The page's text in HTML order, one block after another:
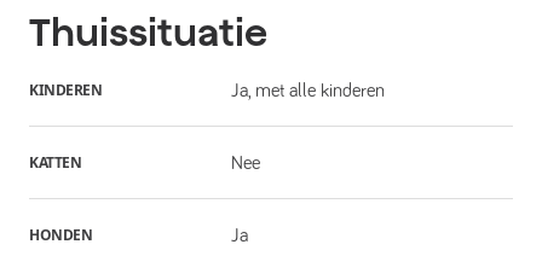
Thuissituatie
KINDEREN Ja, met alle kinderen
KATTEN Nee
HONDEN Ja